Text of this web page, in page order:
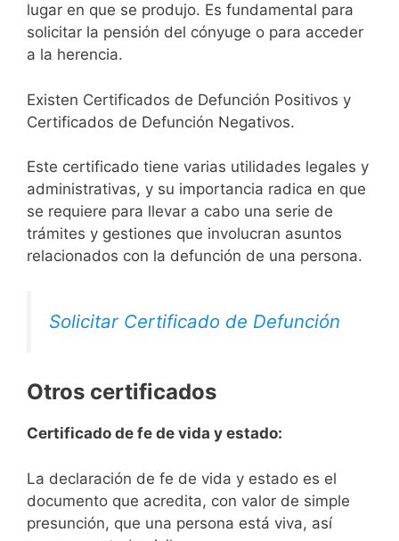
lugar en que se produjo. Es fundamental para
solicitar la pensión del cónyuge o para acceder
a la herencia.
Existen Certificados de Defunción Positivos y
Certificados de Defunción Negativos.
Este certificado tiene varias utilidades legales y
administrativas, y su importancia radica en que
se requiere para llevar a cabo una serie de
trámites y gestiones que involucran asuntos
relacionados con la defunción de una persona.
Solicitar Certificado de Defunción
Otros certificados
Certificado de fe de vida y estado:
La declaración de fe de vida y estado es el
documento que acredita, con valor de simple
presunción, que una persona está viva, así